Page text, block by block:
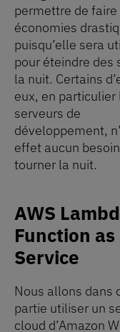
permettre de faire
économies
puisqu’elle sera
pour éteindre des
la nuit. Certains
eux, en particulier
serveurs de
développement,
effet aucun
tourner la nuit.
AWS
Function as
Service
Nous allons dans
partie utiliser un
cloud d’Amazon